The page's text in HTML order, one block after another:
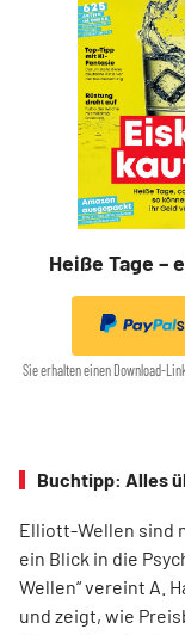
Heiße Tage –
Sie erhalten einen Download-
Buchtipp: Alles
Elliott-Wellen sind
ein Blick in die
Wellen“ vereint A.
und zeigt, wie